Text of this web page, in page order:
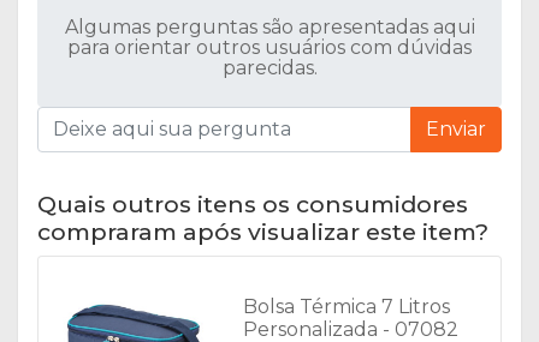
Algumas perguntas são apresentadas aqui
para orientar outros usuários com dúvidas
parecidas.
Enviar
Quais outros itens os consumidores
compraram após visualizar este item?
Bolsa Térmica 7 Litros
Personalizada - 07082